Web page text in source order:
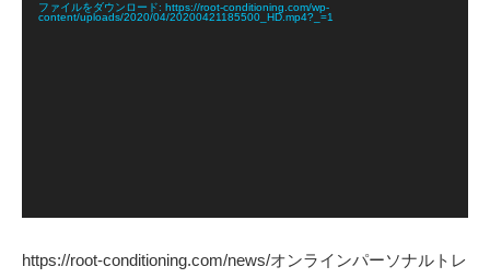
ファイルをダウンロード: https://root-conditioning.com/wp-
content/uploads/2020/04/20200421185500_HD.mp4?_=1
https://root-conditioning.com/news/オンラインパーソナルトレ